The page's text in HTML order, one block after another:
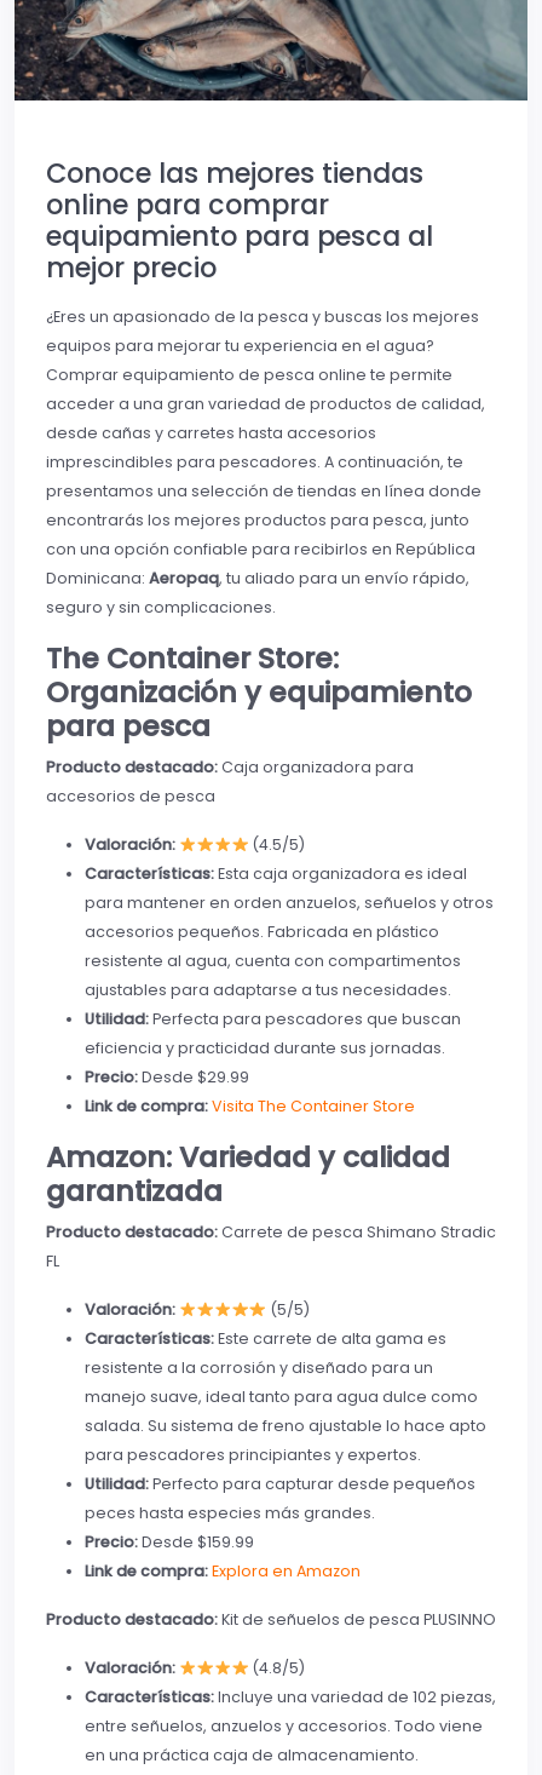
Conoce las mejores tiendas
online para comprar
equipamiento para pesca al
mejor precio
¿Eres un apasionado de la pesca y buscas los mejores
equipos para mejorar tu experiencia en el agua?
Comprar equipamiento de pesca online te permite
acceder a una gran variedad de productos de calidad,
desde cañas y carretes hasta accesorios
imprescindibles para pescadores. A continuación, te
presentamos una selección de tiendas en línea donde
encontrarás los mejores productos para pesca, junto
con una opción confiable para recibirlos en República
Dominicana: Aeropaq, tu aliado para un envío rápido,
seguro y sin complicaciones.
The Container Store:
Organización y equipamiento
para pesca
Producto destacado:Caja organizadora para
accesorios de pesca
Valoración:
(4.5/5)
Características:Esta caja organizadora es ideal
para mantener en orden anzuelos, señuelos y otros
accesorios pequeños. Fabricada en plástico
resistente al agua, cuenta con compartimentos
ajustables para adaptarse a tus necesidades.
Utilidad:Perfecta para pescadores que buscan
eficiencia y practicidad durante sus jornadas.
Precio:Desde $29.99
Link de compra:Visita The Container Store
Amazon: Variedad y calidad
garantizada
Producto destacado:Carrete de pesca Shimano Stradic
FL
Valoración:
(5/5)
Características:Este carrete de alta gama es
resistente a la corrosión y diseñado para un
manejo suave, ideal tanto para agua dulce como
salada. Su sistema de freno ajustable lo hace apto
para pescadores principiantes y expertos.
Utilidad:Perfecto para capturar desde pequeños
peces hasta especies más grandes.
Precio:Desde $159.99
Link de compra:Explora en Amazon
Producto destacado:Kit de señuelos de pesca PLUSINNO
Valoración:
(4.8/5)
Características:Incluye una variedad de 102 piezas,
entre señuelos, anzuelos y accesorios. Todo viene
en una práctica caja de almacenamiento.